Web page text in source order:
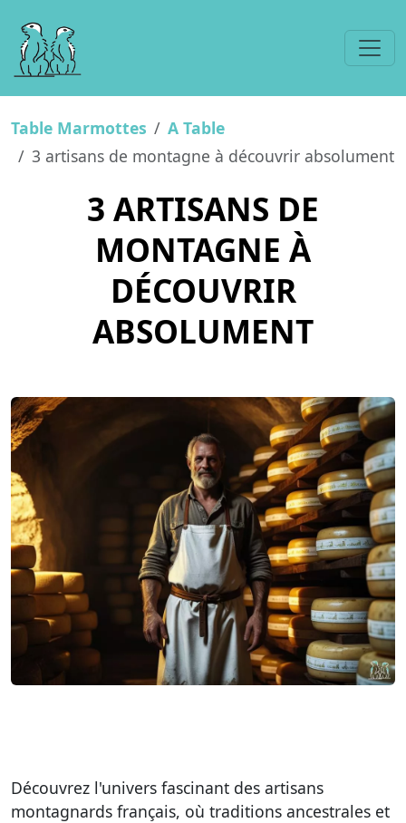
Table Marmottes
A Table
3 artisans de montagne à découvrir absolument
3 ARTISANS DE
MONTAGNE À
DÉCOUVRIR
ABSOLUMENT
Découvrez l'univers fascinant des artisans
montagnards français, où traditions ancestrales et